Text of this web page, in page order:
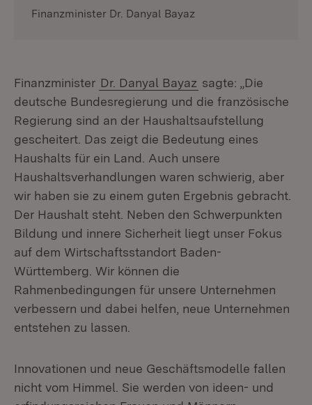
Finanzminister Dr. Danyal Bayaz
Finanzminister Dr. Danyal Bayaz sagte: „Die
deutsche Bundesregierung und die französische
Regierung sind an der Haushaltsaufstellung
gescheitert. Das zeigt die Bedeutung eines
Haushalts für ein Land. Auch unsere
Haushaltsverhandlungen waren schwierig, aber
wir haben sie zu einem guten Ergebnis gebracht.
Der Haushalt steht. Neben den Schwerpunkten
Bildung und innere Sicherheit liegt unser Fokus
auf dem Wirtschaftsstandort Baden-
Württemberg. Wir können die
Rahmenbedingungen für unsere Unternehmen
verbessern und dabei helfen, neue Unternehmen
entstehen zu lassen.
Innovationen und neue Geschäftsmodelle fallen
nicht vom Himmel. Sie werden von ideen- und